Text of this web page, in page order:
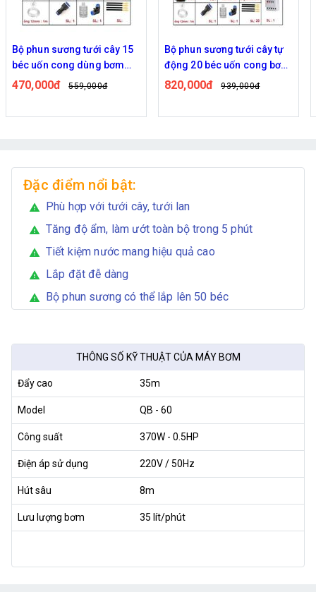
Bộ phun sương tưới cây 15
béc uốn cong dùng bơm
60w
470,000đ 559,000đ
Bộ phun sương tưới cây tự
động 20 béc uốn cong bơm
đôi 96w time
820,000đ 939,000đ
Đặc điểm nổi bật:
warning Phù hợp với tưới cây, tưới lan
warning Tăng độ ẩm, làm ướt toàn bộ trong 5 phút
warning Tiết kiệm nước mang hiệu quả cao
warning Lắp đặt đễ dàng
warning Bộ phun sương có thể lắp lên 50 béc
THÔNG SỐ KỸ THUẬT CỦA MÁY BƠM
Đẩy cao 35m
Model QB - 60
Công suất 370W - 0.5HP
Điện áp sử dụng 220V / 50Hz
Hút sâu 8m
Lưu lượng bơm 35 lít/phút